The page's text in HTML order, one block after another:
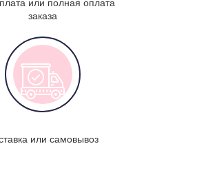
или полная оплата
заказа
или самовывоз